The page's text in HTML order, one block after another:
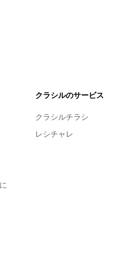
クラシルのサービス
クラシルチラシ
レシチャレ